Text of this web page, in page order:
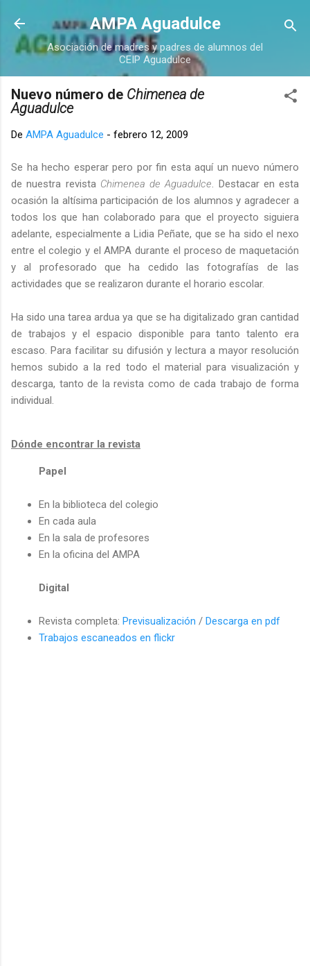
Ir al contenido principal
AMPA Aguadulce
Asociación de madres y padres de alumnos del
CEIP Aguadulce
Nuevo número de Chimenea de
Aguadulce
De AMPA Aguadulce - febrero 12, 2009
Se ha hecho esperar pero por fin esta aquí un nuevo número
de nuestra revista Chimenea de Aguadulce . Destacar en esta
ocasión la altísima participación de los alumnos y agradecer a
todos los que han colaborado para que el proyecto siguiera
adelante, especialmente a Lidia Peñate, que se ha sido el nexo
entre el colegio y el AMPA durante el proceso de maquetación
y al profesorado que ha cedido las fotografías de las
actividades que se realizaron durante el horario escolar.
Ha sido una tarea ardua ya que se ha digitalizado gran cantidad
de trabajos y el espacio disponible para tanto talento era
escaso. Para facilitar su difusión y lectura a mayor resolución
hemos subido a la red todo el material para visualización y
descarga, tanto de la revista como de cada trabajo de forma
individual.
Dónde encontrar la revista
Papel
En la biblioteca del colegio
En cada aula
En la sala de profesores
En la oficina del AMPA
Digital
Revista completa: Previsualización / Descarga en pdf
Trabajos escaneados en flickr